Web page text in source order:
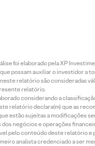
foi elaborado pela XP
possam auxiliar o investidor a
relatório são consideradas
relatório.
considerando a
relatório declara(m) que as
estão sujeitas a modificações
negócios e operações
pelo conteúdo deste relatório e
analista credenciado a ser